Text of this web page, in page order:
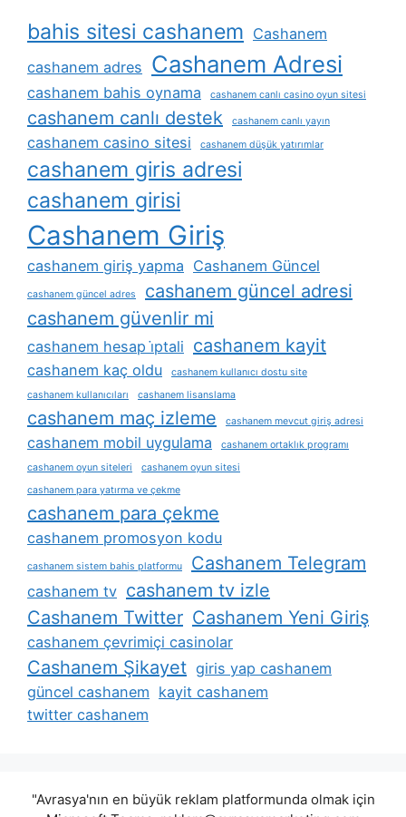
bahis sitesi cashanem Cashanem
cashanem adres Cashanem Adresi
cashanem bahis oynama cashanem canlı casino oyun sitesi
cashanem canlı destek cashanem canlı yayın
cashanem casino sitesi cashanem düşük yatırımlar
cashanem giris adresi
cashanem girisi
Cashanem Giriş
cashanem giriş yapma Cashanem Güncel
cashanem güncel adres
cashanem güncel adresi
cashanem güvenlir mi
cashanem hesap i̇ptali cashanem kayit
cashanem kaç oldu
cashanem kullanıcı dostu site
cashanem kullanıcıları
cashanem lisanslama
cashanem maç izleme cashanem mevcut giriş adresi
cashanem mobil uygulama
cashanem ortaklık programı
cashanem oyun siteleri
cashanem oyun sitesi
cashanem para yatırma ve çekme
cashanem para çekme
cashanem promosyon kodu
cashanem sistem bahis platformu Cashanem Telegram
cashanem tv cashanem tv izle
Cashanem Twitter Cashanem Yeni Giriş
cashanem çevrimiçi casinolar
Cashanem Şikayet giris yap cashanem
güncel cashanem kayit cashanem
twitter cashanem
"Avrasya'nın en büyük reklam platformunda olmak için